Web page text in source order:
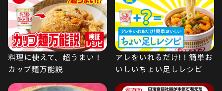
料理に使えて、超うまい！
カップ麺万能説
アレをいれるだけ!！簡単お
いしいちょい足しレシピ